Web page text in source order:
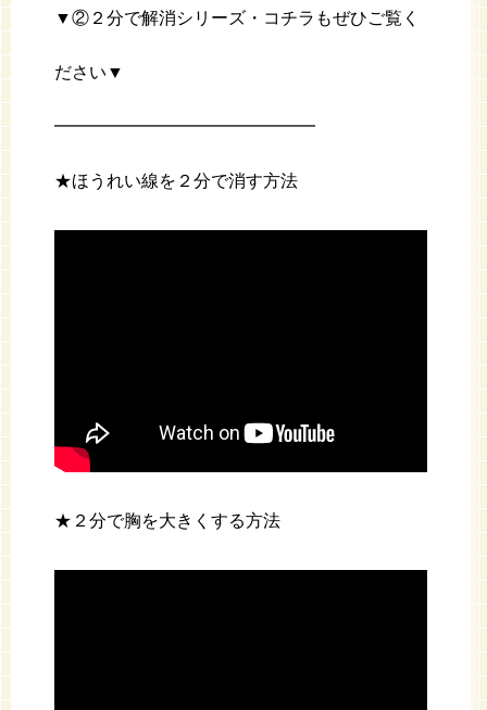
▼②２分で解消シリーズ・コチラもぜひご覧く
ださい▼
━━━━━━━━━━━━━━━
★ほうれい線を２分で消す方法
★２分で胸を大きくする方法